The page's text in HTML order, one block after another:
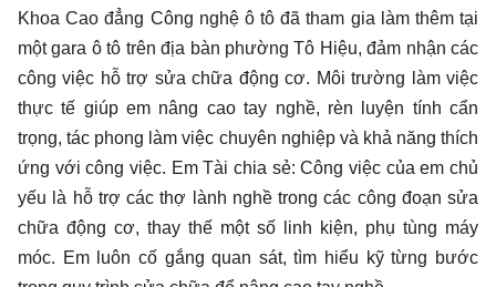
Khoa Cao đẳng Công nghệ ô tô đã tham gia làm thêm tại
một gara ô tô trên địa bàn phường Tô Hiệu, đảm nhận các
công việc hỗ trợ sửa chữa động cơ. Môi trường làm việc
thực tế giúp em nâng cao tay nghề, rèn luyện tính cẩn
trọng, tác phong làm việc chuyên nghiệp và khả năng thích
ứng với công việc. Em Tài chia sẻ: Công việc của em chủ
yếu là hỗ trợ các thợ lành nghề trong các công đoạn sửa
chữa động cơ, thay thế một số linh kiện, phụ tùng máy
móc. Em luôn cố gắng quan sát, tìm hiểu kỹ từng bước